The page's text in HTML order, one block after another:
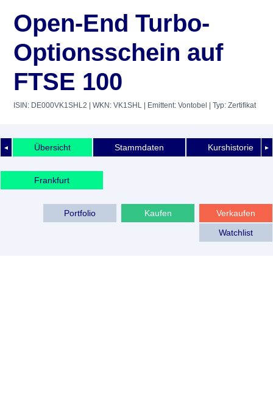
Open-End Turbo-
Optionsschein auf
FTSE 100
ISIN: DE000VK1SHL2 | WKN: VK1SHL | Emittent: Vontobel | Typ: Zertifikat
◄ ►
Übersicht Stammdaten Kurshistorie
Frankfurt
Verkaufen
Kaufen
Portfolio
Watchlist